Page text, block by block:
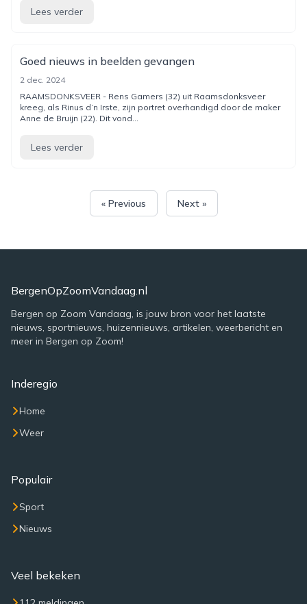
Lees verder
Goed nieuws in beelden gevangen
2 dec. 2024
RAAMSDONKSVEER - Rens Gamers (32) uit Raamsdonksveer
kreeg, als Rinus d’n Irste, zijn portret overhandigd door de maker
Anne de Bruijn (22). Dit vond...
Lees verder
« Previous Next »
BergenOpZoomVandaag.nl
Bergen op Zoom Vandaag, is jouw bron voor het laatste
nieuws, sportnieuws, huizennieuws, artikelen, weerbericht en
meer in Bergen op Zoom!
Inderegio
Home
Weer
Populair
Sport
Nieuws
Veel bekeken